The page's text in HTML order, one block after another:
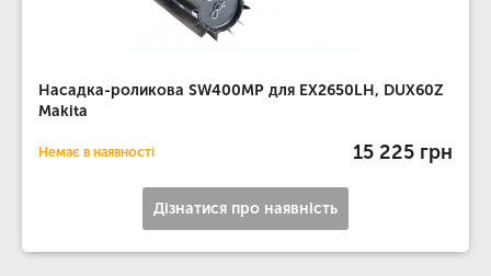
Насадка-роликова SW400MP для EX2650LH, DUX60Z
Makita
Немає в наявності 15 225 грн
Дізнатися про наявність